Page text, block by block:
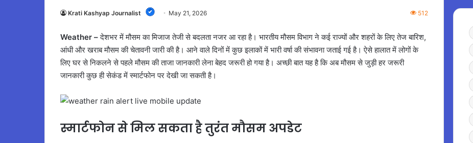
Krati Kashyap Journalist May 21, 2026 512
Weather –देशभर में मौसम का मिजाज तेजी से बदलता नजर आ रहा है। भारतीय मौसम विभाग ने कई राज्यों और शहरों के लिए तेज बारिश,
आंधी और खराब मौसम की चेतावनी जारी की है। आने वाले दिनों में कुछ इलाकों में भारी वर्षा की संभावना जताई गई है। ऐसे हालात में लोगों के
लिए घर से निकलने से पहले मौसम की ताजा जानकारी लेना बेहद जरूरी हो गया है। अच्छी बात यह है कि अब मौसम से जुड़ी हर जरूरी
जानकारी कुछ ही सेकंड में स्मार्टफोन पर देखी जा सकती है।
स्मार्टफोन से मिल सकता है तुरंत मौसम अपडेट